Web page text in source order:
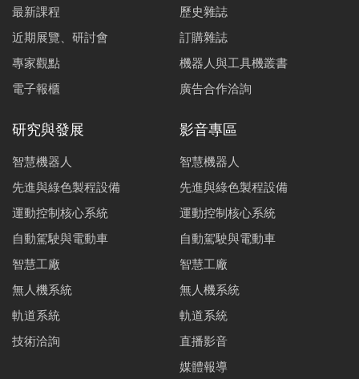
最新課程
近期展覽、研討會
專家觀點
電子報櫃
歷史雜誌
訂購雜誌
機器人與工具機叢書
廣告合作洽詢
研究與發展
智慧機器人
先進與綠色製程設備
運動控制核心系統
自動駕駛與電動車
智慧工廠
無人機系統
軌道系統
技術洽詢
影音專區
智慧機器人
先進與綠色製程設備
運動控制核心系統
自動駕駛與電動車
智慧工廠
無人機系統
軌道系統
直播影音
媒體報導